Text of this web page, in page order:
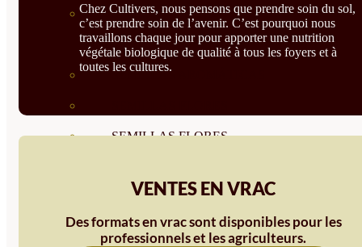
SEMILLAS HORTALIZA DE
HOJA
SEMILLAS AROMÁTICAS
SEMILLAS FLORES
SEMILLAS TRADICIONALES
SEMILLAS BRASICAS
Chez Cultivers, nous pensons que prendre soin du sol,
c’est prendre soin de l’avenir. C’est pourquoi nous
travaillons chaque jour pour apporter une nutrition
végétale biologique de qualité à tous les foyers et à
toutes les cultures.
VENTES EN VRAC
Des formats en vrac sont disponibles pour les
professionnels et les agriculteurs.